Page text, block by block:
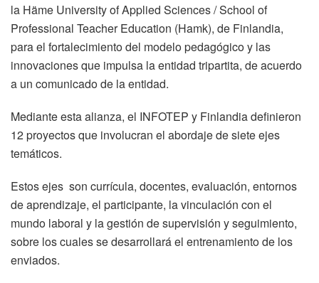
la Häme University of Applied Sciences / School of
Professional Teacher Education (Hamk), de Finlandia,
para el fortalecimiento del modelo pedagógico y las
innovaciones que impulsa la entidad tripartita, de acuerdo
a un comunicado de la entidad.
Mediante esta alianza, el INFOTEP y Finlandia definieron
12 proyectos que involucran el abordaje de siete ejes
temáticos.
Estos ejes son currícula, docentes, evaluación, entornos
de aprendizaje, el participante, la vinculación con el
mundo laboral y la gestión de supervisión y seguimiento,
sobre los cuales se desarrollará el entrenamiento de los
enviados.